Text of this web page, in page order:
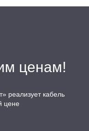
ценам!
» реализует кабель
цене